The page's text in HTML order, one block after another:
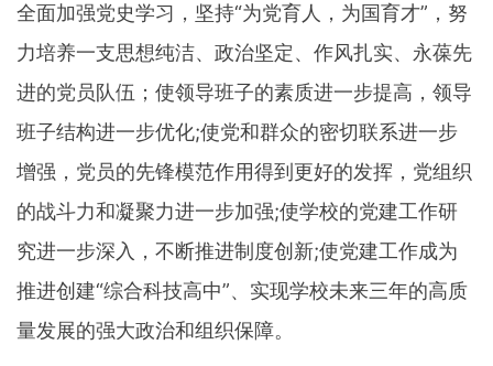
全面加强党史学习，坚持“为党育人，为国育才”，努
力培养一支思想纯洁、政治坚定、作风扎实、永葆先
进的党员队伍；使领导班子的素质进一步提高，领导
班子结构进一步优化;使党和群众的密切联系进一步
增强，党员的先锋模范作用得到更好的发挥，党组织
的战斗力和凝聚力进一步加强;使学校的党建工作研
究进一步深入，不断推进制度创新;使党建工作成为
推进创建“综合科技高中”、实现学校未来三年的高质
量发展的强大政治和组织保障。